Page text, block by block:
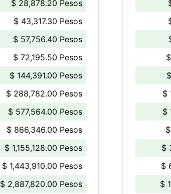
$ 28,878.20 Pesos
$ 43,317.30 Pesos
$ 57,756.40 Pesos
$ 72,195.50 Pesos
$ 144,391.00 Pesos
$ 288,782.00 Pesos
$ 577,564.00 Pesos
$ 866,346.00 Pesos
$ 1,155,128.00 Pesos
$ 1,443,910.00 Pesos
$ 2,887,820.00 Pesos
$
$
$
$
$